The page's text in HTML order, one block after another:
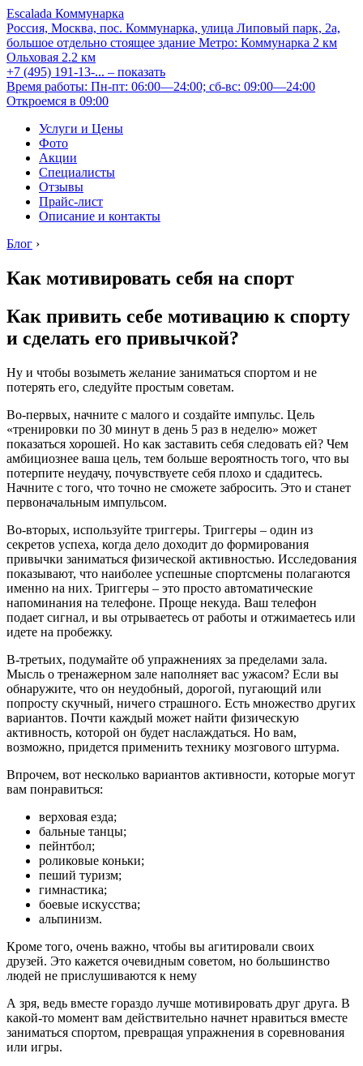
Escalada Коммунарка
Россия, Москва, пос. Коммунарка, улица Липовый парк, 2а,
большое отдельно стоящее здание Метро: Коммунарка 2 км
Ольховая 2.2 км
+7 (495) 191-13-... – показать
Время работы: Пн-пт: 06:00—24:00; сб-вс: 09:00—24:00
Откроемся в 09:00
Услуги и Цены
Фото
Акции
Специалисты
Отзывы
Прайс-лист
Описание и контакты
Блог ›
Как мотивировать себя на спорт
Как привить себе мотивацию к спорту
и сделать его привычкой?
Ну и чтобы возыметь желание заниматься спортом и не
потерять его, следуйте простым советам.
Во-первых, начните с малого и создайте импульс. Цель
«тренировки по 30 минут в день 5 раз в неделю» может
показаться хорошей. Но как заставить себя следовать ей? Чем
амбициознее ваша цель, тем больше вероятность того, что вы
потерпите неудачу, почувствуете себя плохо и сдадитесь.
Начните с того, что точно не сможете забросить. Это и станет
первоначальным импульсом.
Во-вторых, используйте триггеры. Триггеры – один из
секретов успеха, когда дело доходит до формирования
привычки заниматься физической активностью. Исследования
показывают, что наиболее успешные спортсмены полагаются
именно на них. Триггеры – это просто автоматические
напоминания на телефоне. Проще некуда. Ваш телефон
подает сигнал, и вы отрываетесь от работы и отжимаетесь или
идете на пробежку.
В-третьих, подумайте об упражнениях за пределами зала.
Мысль о тренажерном зале наполняет вас ужасом? Если вы
обнаружите, что он неудобный, дорогой, пугающий или
попросту скучный, ничего страшного. Есть множество других
вариантов. Почти каждый может найти физическую
активность, которой он будет наслаждаться. Но вам,
возможно, придется применить технику мозгового штурма.
Впрочем, вот несколько вариантов активности, которые могут
вам понравиться:
верховая езда;
бальные танцы;
пейнтбол;
роликовые коньки;
пеший туризм;
гимнастика;
боевые искусства;
альпинизм.
Кроме того, очень важно, чтобы вы агитировали своих
друзей. Это кажется очевидным советом, но большинство
людей не прислушиваются к нему
А зря, ведь вместе гораздо лучше мотивировать друг друга. В
какой-то момент вам действительно начнет нравиться вместе
заниматься спортом, превращая упражнения в соревнования
или игры.